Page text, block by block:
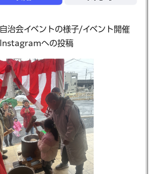
治会イベントの様子/イベント開催
への投稿